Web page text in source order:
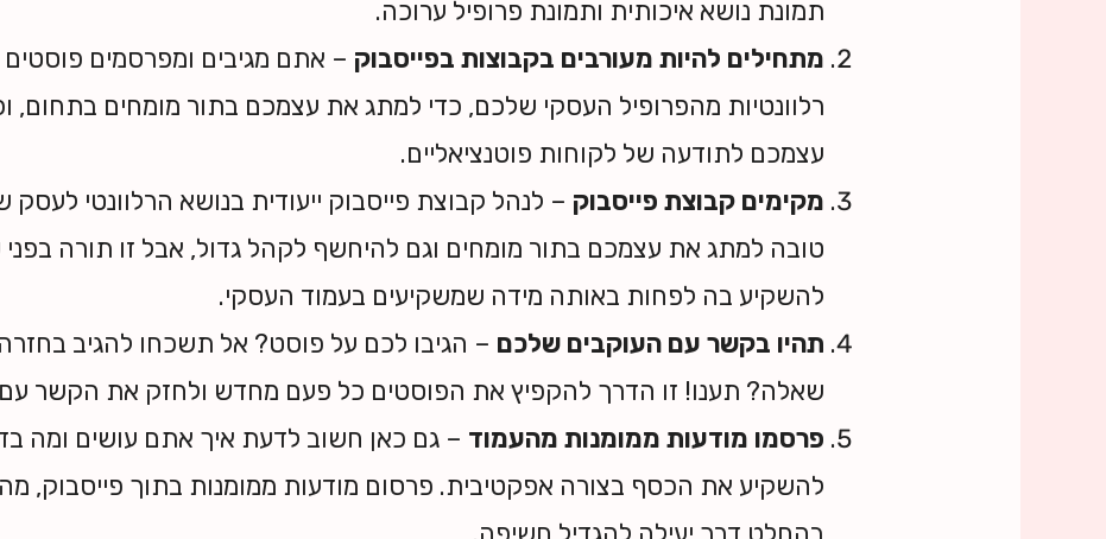
תמונת נושא איכותית ותמונת פרופיל ערוכה.
מתחילים להיות מעורבים בקבוצות בפייסבוק – אתם מגיבים ומפרסמים
רלוונטיות מהפרופיל העסקי שלכם, כדי למתג את עצמכם בתור מומחים בתחום,
עצמכם לתודעה של לקוחות פוטנציאליים.
מקימים קבוצת פייסבוק – לנהל קבוצת פייסבוק ייעודית בנושא הרלוונטי לעסק
טובה למתג את עצמכם בתור מומחים וגם להיחשף לקהל גדול, אבל זו תורה
להשקיע בה לפחות באותה מידה שמשקיעים בעמוד העסקי.
תהיו בקשר עם העוקבים שלכם – הגיבו לכם על פוסט? אל תשכחו להגיב
שאלה? תענו! זו הדרך להקפיץ את הפוסטים כל פעם מחדש ולחזק את הקשר עם
פרסמו מודעות ממומנות מהעמוד – גם כאן חשוב לדעת איך אתם עושים ומה
להשקיע את הכסף בצורה אפקטיבית. פרסום מודעות ממומנות בתוך פייסבוק,